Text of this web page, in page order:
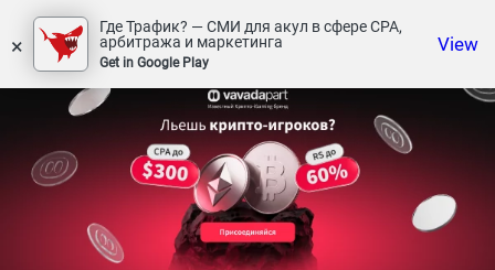
×
Где Трафик? — СМИ для акул в сфере СРА,
арбитража и маркетинга
Get in Google Play
View